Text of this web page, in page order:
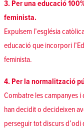
3. Per una educació
feminista.
Expulsem l’església
educació que incorpori
feminista.
4. Per la normalització
Combatre les campanyes
han decidit o decideixen
perseguir tot discurs d’odi